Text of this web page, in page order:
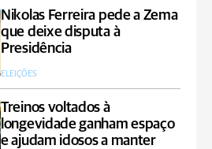
Nikolas Ferreira pede a Zema
que deixe disputa à
Presidência
ELEIÇÕES
Treinos voltados à
longevidade ganham espaço
e ajudam idosos a manter